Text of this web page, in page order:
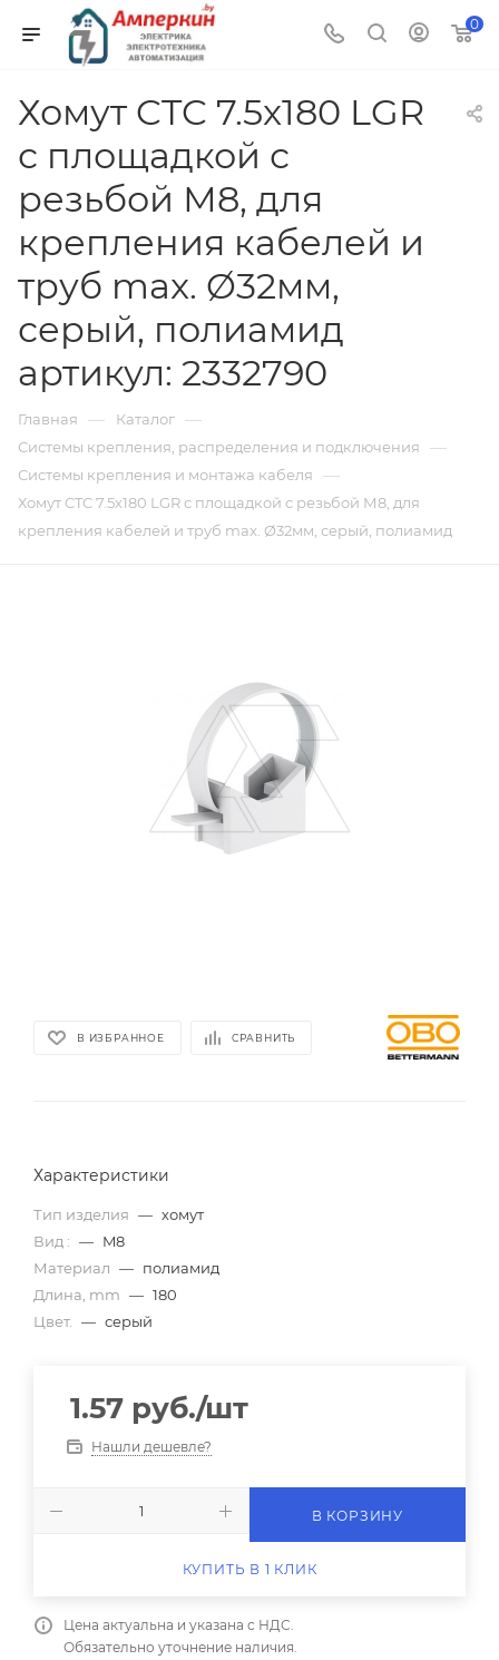
0
Хомут CTC 7.5x180 LGR
с площадкой с
резьбой М8, для
крепления кабелей и
труб max. Ø32мм,
серый, полиамид
артикул: 2332790
Главная — Каталог —
Системы крепления, распределения и подключения —
Системы крепления и монтажа кабеля —
Хомут CTC 7.5x180 LGR с площадкой с резьбой М8, для
крепления кабелей и труб max. Ø32мм, серый, полиамид
В ИЗБРАННОЕ СРАВНИТЬ
Характеристики
Тип изделия — хомут
Вид : — M8
Материал — полиамид
Длина, mm — 180
Цвет.
— серый
1.57 руб./шт
Нашли дешевле?
В КОРЗИНУ
КУПИТЬ В 1 КЛИК
Цена актуальна и указана с НДС.
Обязательно уточнение наличия.